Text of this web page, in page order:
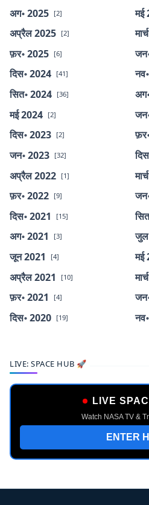
अग॰ 2025 [2] मई
अप्रैल 2025 [2]
फ़र॰ 2025 [6]
दिस॰ 2024 [41]
सित॰ 2024 [36]
मई 2024 [2]
दिस॰ 2023 [2]
जन॰ 2023 [32]
अप्रैल 2022 [1]
फ़र॰ 2022 [9]
दिस॰ 2021 [15]
अग॰ 2021 [3]
जून 2021 [4] मई
अप्रैल 2021 [10]
फ़र॰ 2021 [4]
दिस॰ 2020 [19]
LIVE: SPACE HUB 🚀
LIVE
Watch NASA TV &
ENTER